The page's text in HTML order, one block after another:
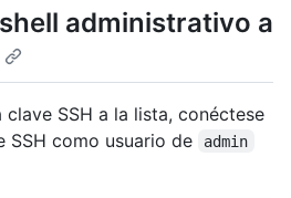
administrativo a
SSH a la lista, conéctese
SSH como usuario de
admin